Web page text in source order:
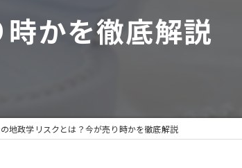
かを徹底解説
地政学リスクとは？今が売り時かを徹底解説